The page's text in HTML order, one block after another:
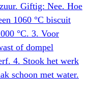
Giftig: Nee. Hoe
1060 °C biscuit
°C. 3. Voor
of dompel
4. Stook het werk
schoon met water.